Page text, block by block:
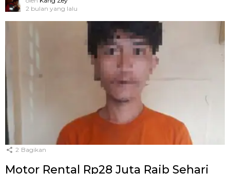
2 bulan yang lalu
2 Bagikan
Motor Rental Rp28 Juta Raib Sehari